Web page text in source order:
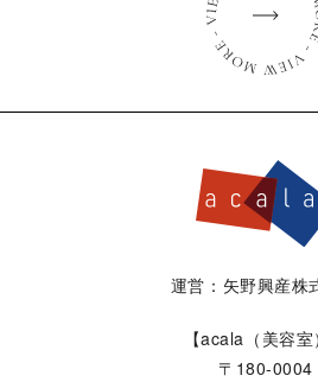
運営：矢野興産株
【acala（美容室
〒180-0004